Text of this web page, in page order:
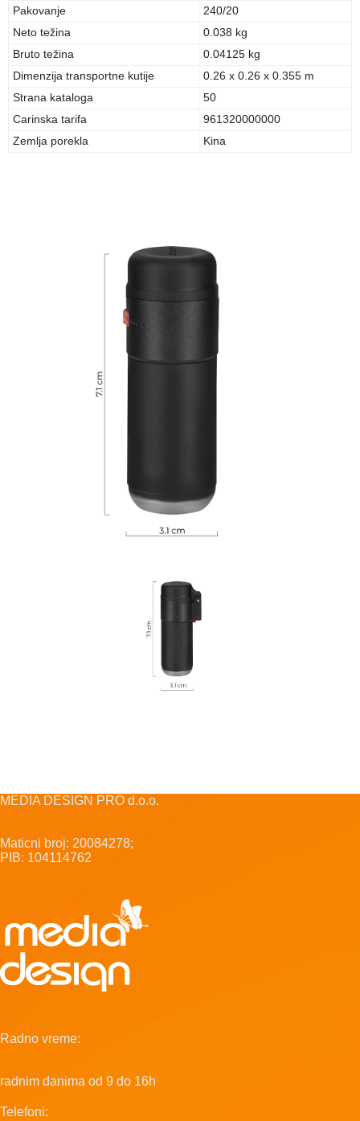
Pakovanje
240/20
Neto težina
0.038 kg
Bruto težina
0.04125 kg
Dimenzija transportne kutije
0.26 x 0.26 x 0.355 m
Strana kataloga
50
Carinska tarifa
961320000000
Zemlja porekla
Kina
MEDIA DESIGN PRO d.o.o.
Maticni broj: 20084278;
PIB: 104114762
Radno vreme:
radnim danima od 9 do 16h
Telefoni: